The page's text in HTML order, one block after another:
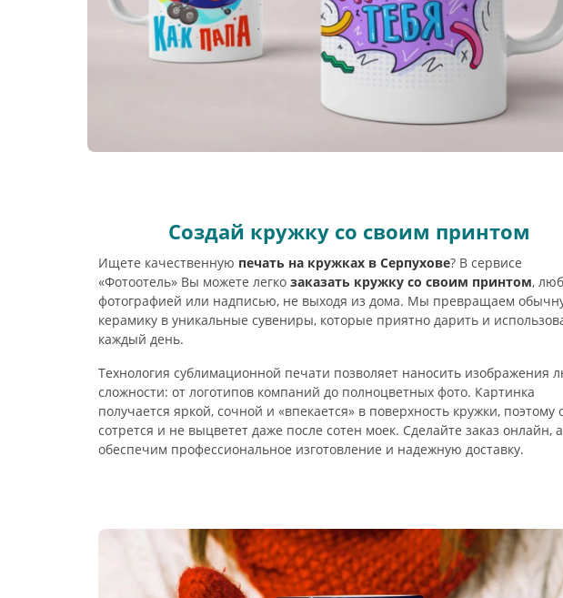
Создай кружку со своим принтом
Ищете качественную печать на кружках в Серпухове? В сервисе
«Фотоотель» Вы можете легко заказать кружку со своим принтом,
фотографией или надписью, не выходя из дома. Мы превращаем
керамику в уникальные сувениры, которые приятно дарить и
каждый день.
Технология сублимационной печати позволяет наносить изображения
сложности: от логотипов компаний до полноцветных фото. Картинка
получается яркой, сочной и «впекается» в поверхность кружки, поэтому
сотрется и не выцветет даже после сотен моек. Сделайте заказ онлайн,
обеспечим профессиональное изготовление и надежную доставку.